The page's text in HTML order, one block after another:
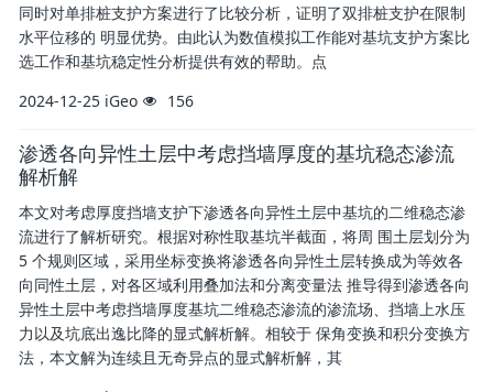
同时对单排桩支护方案进行了比较分析，证明了双排桩支护在限制
水平位移的 明显优势。由此认为数值模拟工作能对基坑支护方案比
选工作和基坑稳定性分析提供有效的帮助。点
2024-12-25 iGeo 156
渗透各向异性土层中考虑挡墙厚度的基坑稳态渗流
解析解
本文对考虑厚度挡墙支护下渗透各向异性土层中基坑的二维稳态渗
流进行了解析研究。根据对称性取基坑半截面，将周 围土层划分为
5 个规则区域，采用坐标变换将渗透各向异性土层转换成为等效各
向同性土层，对各区域利用叠加法和分离变量法 推导得到渗透各向
异性土层中考虑挡墙厚度基坑二维稳态渗流的渗流场、挡墙上水压
力以及坑底出逸比降的显式解析解。相较于 保角变换和积分变换方
法，本文解为连续且无奇异点的显式解析解，其